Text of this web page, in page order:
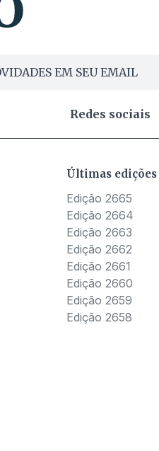
EM SEU EMAIL
Redes sociais
Últimas edições
Edição 2665
Edição 2664
Edição 2663
Edição 2662
Edição 2661
Edição 2660
Edição 2659
Edição 2658